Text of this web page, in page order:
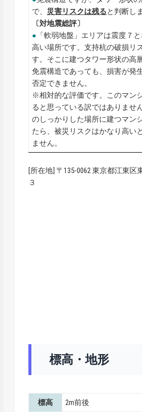
で、 災害リスクは残ると判断し
〔対地震総評〕
● 「軟弱地盤」エリアは震度７
高い場所です。支持杭の破損リ
す。そこに建つタワー形状の高
免震構造であっても、損害が発
否定できません。
※相対的な評価です。このマン
ると思っている訳ではありませ
のしっかりした場所に建つマン
たら、被災リスクはかなり高い
ません。
[所在地] 〒135-0062 東京都江東区
３
標高・地形
標高 2m前後